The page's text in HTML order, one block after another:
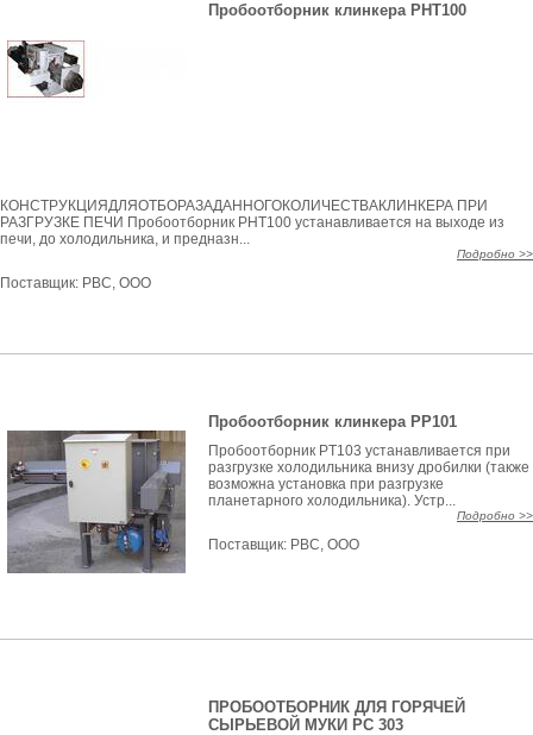
Пробоотборник клинкера PHT100
КОНСТРУКЦИЯДЛЯОТБОРАЗАДАННОГОКОЛИЧЕСТВАКЛИНКЕРА ПРИ
РАЗГРУЗКЕ ПЕЧИ Пробоотборник PHT100 устанавливается на выходе из
печи, до холодильника, и предназн...
Подробно >>
Поставщик: РВС, ООО
Пробоотборник клинкера PP101
Пробоотборник PT103 устанавливается при
разгрузке холодильника внизу дробилки (также
возможна установка при разгрузке
планетарного холодильника). Устр...
Подробно >>
Поставщик: РВС, ООО
ПРОБООТБОРНИК ДЛЯ ГОРЯЧЕЙ
СЫРЬЕВОЙ МУКИ PC 303